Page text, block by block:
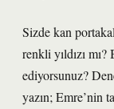
Sizde kan
renkli yıldızı
ediyorsunuz?
yazın; Emre’nin